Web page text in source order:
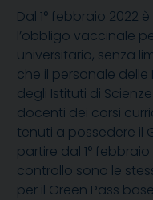
Dal 1° febbraio 2022
l’obbligo vaccinale
universitario, senza
che il personale
degli Istituti di
docenti dei corsi
tenuti a possedere il
partire dal 1°
controllo sono le
per il Green Pass